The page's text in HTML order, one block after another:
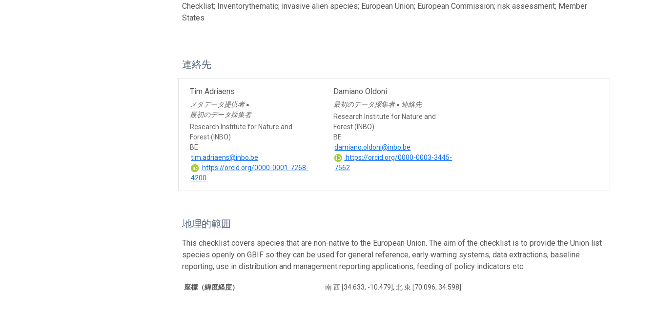
Checklist; Inventorythematic; invasive alien species; European Union; European Commission; risk assessment; Member
States
連絡先
Tim Adriaens
メタデータ提供者 ●
最初のデータ採集者
Research Institute for Nature and
Forest (INBO)
BE
tim.adriaens@inbo.be
https://orcid.org/0000-0001-7268-
4200
Damiano Oldoni
最初のデータ採集者 ● 連絡先
Research Institute for Nature and
Forest (INBO)
BE
damiano.oldoni@inbo.be
https://orcid.org/0000-0003-3445-
7562
地理的範囲
This checklist covers species that are non-native to the European Union. The aim of the checklist is to provide the Union list
species openly on GBIF so they can be used for general reference, early warning systems, data extractions, baseline
reporting, use in distribution and management reporting applications, feeding of policy indicators etc.
座標（緯度経度） 南 西 [34.633, -10.479], 北 東 [70.096, 34.598]